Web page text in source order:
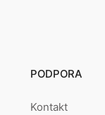
PODPORA
Kontakt